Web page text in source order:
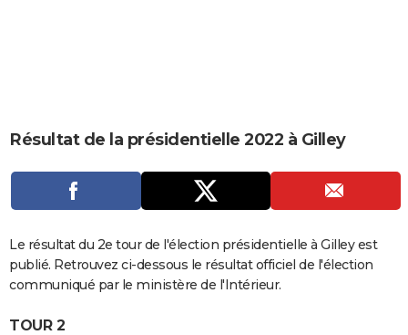
CARTE DE VOEUX
DICTIONNAIRE
Dictionnaire
Biographies
Expressions
Proverbes
PROGRAMME TV
COPAINS D'AVANT
Se connecter
Collèges
Universités
Entreprises
Service militaire
Avis de recherche
AVIS DE DÉCÈS
FORUM
Résultat de la présidentielle 2022 à Gilley
Le résultat du 2e tour de l'élection présidentielle à Gilley est
publié. Retrouvez ci-dessous le résultat officiel de l'élection
communiqué par le ministère de l'Intérieur.
TOUR 2